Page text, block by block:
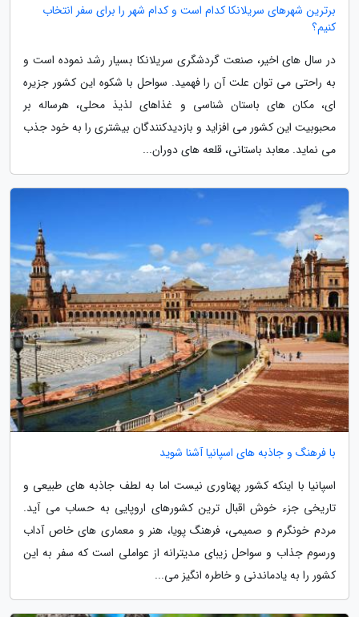
برترین شهرهای سریلانکا کدام است و کدام شهر را برای سفر انتخاب
کنیم؟
در سال های اخیر، صنعت گردشگری سریلانکا بسیار رشد نموده است و
به راحتی می توان علت آن را فهمید. سواحل با شکوه این کشور جزیره
ای، مکان های باستان شناسی و غذاهای لذیذ محلی، هرساله بر
محبوبیت این کشور می افزاید و بازدیدکنندگان بیشتری را به خود جذب
می نماید. معابد باستانی، قلعه های دوران...
با فرهنگ و جاذبه های اسپانیا آشنا شوید
اسپانیا با اینکه کشور پهناوری نیست اما به لطف جاذبه های طبیعی و
تاریخی جزء خوش اقبال ترین کشورهای اروپایی به حساب می آید.
مردم خونگرم و صمیمی، فرهنگ پویا، هنر و معماری های خاص آداب
ورسوم جذاب و سواحل زیبای مدیترانه از عواملی است که سفر به این
کشور را به یادماندنی و خاطره انگیز می...